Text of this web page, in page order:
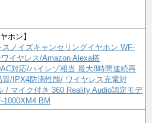
ホン】
スノイズキャンセリングイヤホン WF-
イヤレス/Amazon Alexa搭
対応/ハイレゾ相当 最大8時間連続再
/IPX4防滴性能/ ワイヤレス充電対
/ マイク付き 360 Reality Audio認定モデ
1000XM4 BM